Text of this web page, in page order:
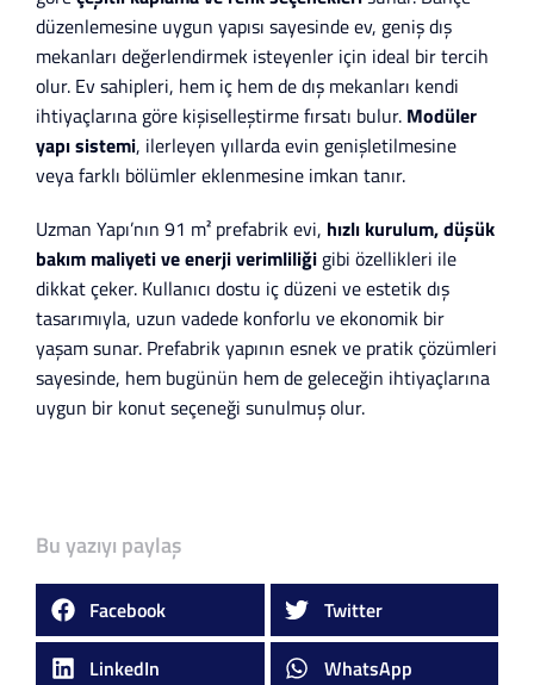
düzenlemesine uygun yapısı sayesinde ev, geniş dış
mekanları değerlendirmek isteyenler için ideal bir tercih
olur. Ev sahipleri, hem iç hem de dış mekanları kendi
ihtiyaçlarına göre kişiselleştirme fırsatı bulur. Modüler
yapı sistemi, ilerleyen yıllarda evin genişletilmesine
veya farklı bölümler eklenmesine imkan tanır.
Uzman Yapı’nın 91 m² prefabrik evi, hızlı kurulum, düşük
bakım maliyeti ve enerji verimliliği gibi özellikleri ile
dikkat çeker. Kullanıcı dostu iç düzeni ve estetik dış
tasarımıyla, uzun vadede konforlu ve ekonomik bir
yaşam sunar. Prefabrik yapının esnek ve pratik çözümleri
sayesinde, hem bugünün hem de geleceğin ihtiyaçlarına
uygun bir konut seçeneği sunulmuş olur.
Bu yazıyı paylaş
Facebook Twitter
LinkedIn WhatsApp